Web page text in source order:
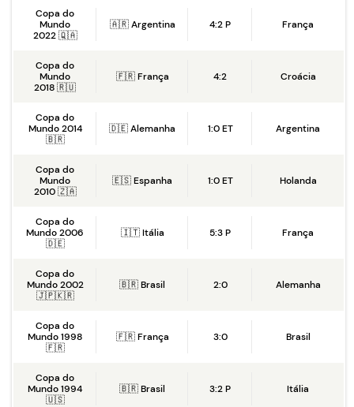
Copa do
Mundo
2022 🇶🇦
🇦🇷 Argentina 4:2 P França
Copa do
Mundo
2018 🇷🇺
🇫🇷 França 4:2 Croácia
Copa do
Mundo 2014
🇧🇷
🇩🇪 Alemanha 1:0 ET Argentina
Copa do
Mundo
2010 🇿🇦
🇪🇸 Espanha 1:0 ET Holanda
Copa do
Mundo 2006
🇩🇪
🇮🇹 Itália 5:3 P França
Copa do
Mundo 2002
🇯🇵🇰🇷
🇧🇷 Brasil 2:0 Alemanha
Copa do
Mundo 1998
🇫🇷
🇫🇷 França 3:0 Brasil
Copa do
Mundo 1994
🇺🇸
🇧🇷 Brasil 3:2 P Itália